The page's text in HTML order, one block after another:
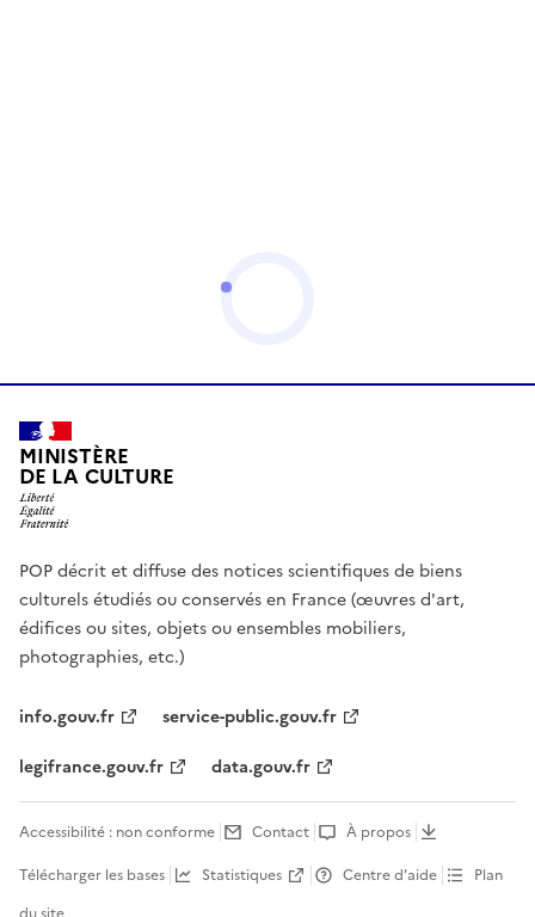
MINISTÈRE
DE LA CULTURE
POP décrit et diffuse des notices scientifiques de biens
culturels étudiés ou conservés en France (œuvres d'art,
édifices ou sites, objets ou ensembles mobiliers,
photographies, etc.)
info.gouv.fr
service-public.gouv.fr
legifrance.gouv.fr
data.gouv.fr
Accessibilité : non conforme Contact
À propos
Télécharger les bases
Statistiques Centre d’aide
Plan